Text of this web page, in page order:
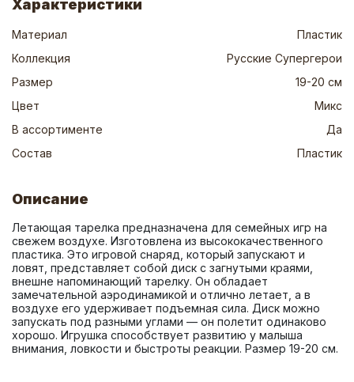
Характеристики
Материал
Пластик
Коллекция
Русские Супергерои
Размер
19-20 см
Цвет
Микс
В ассортименте
Да
Состав
Пластик
Описание
Летающая тарелка предназначена для семейных игр на
свежем воздухе. Изготовлена из высококачественного
пластика. Это игровой снаряд, который запускают и
ловят, представляет собой диск с загнутыми краями,
внешне напоминающий тарелку. Он обладает
замечательной аэродинамикой и отлично летает, а в
воздухе его удерживает подъемная сила. Диск можно
запускать под разными углами — он полетит одинаково
хорошо. Игрушка способствует развитию у малыша
внимания, ловкости и быстроты реакции. Размер 19-20 см.